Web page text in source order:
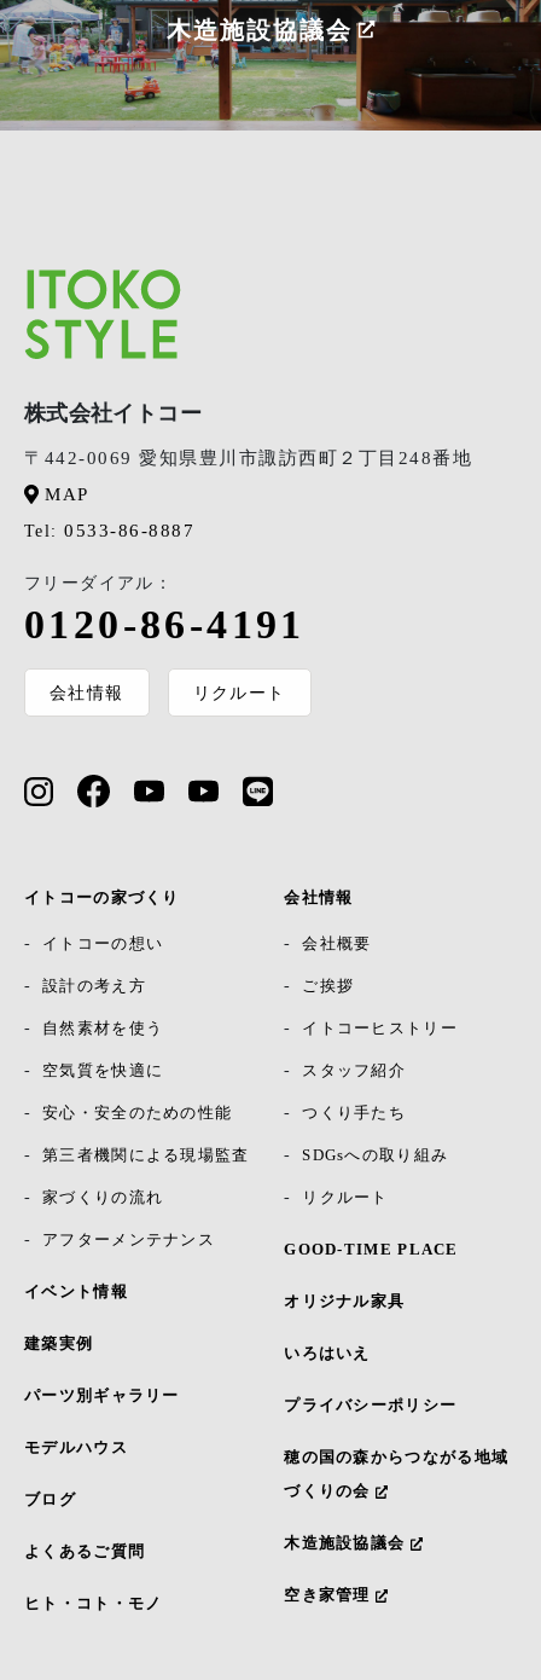
木造施設協議会
株式会社イトコー
〒442-0069 愛知県豊川市諏訪西町２丁目248番地
MAP
Tel: 0533-86-8887
フリーダイアル：
0120-86-4191
会社情報 リクルート
イトコーの家づくり
イトコーの想い
設計の考え方
自然素材を使う
空気質を快適に
安心・安全のための性能
第三者機関による現場監査
家づくりの流れ
アフターメンテナンス
イベント情報
建築実例
パーツ別ギャラリー
モデルハウス
ブログ
よくあるご質問
ヒト・コト・モノ
会社情報
会社概要
ご挨拶
イトコーヒストリー
スタッフ紹介
つくり手たち
SDGsへの取り組み
リクルート
GOOD-TIME PLACE
オリジナル家具
いろはいえ
プライバシーポリシー
穂の国の森からつながる地域
づくりの会
木造施設協議会
空き家管理